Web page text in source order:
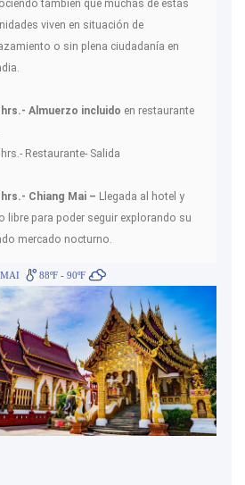
también que muchas de estas
viven en situación de
o sin plena ciudadanía en
hrs.- Almuerzo incluido en restaurante
Restaurante- Salida
hrs.- Chiang Mai – Llegada al hotel y
libre para poder seguir explorando su
mercado nocturno.
88ºF - 90ºF